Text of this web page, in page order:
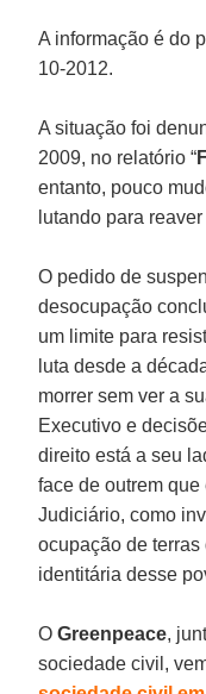
A informação é do
10-2012.
A situação foi
2009, no relatório “
entanto, pouco
lutando para
O pedido de
desocupação
um limite para
luta desde a
morrer sem ver a
Executivo e
direito está a seu
face de outrem
Judiciário, como
ocupação de
identitária desse
OGreenpeace,
sociedade civil,